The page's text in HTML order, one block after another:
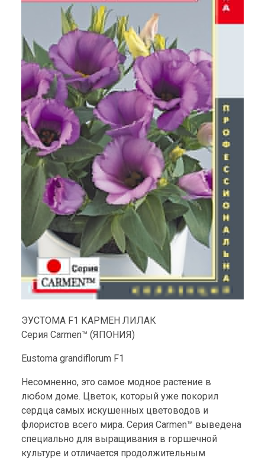
ЭУСТОМА F1 КАРМЕН ЛИЛАК
Серия Carmen™ (ЯПОНИЯ)
Eustoma grandiflorum F1
Несомненно, это самое модное растение в
любом доме. Цветок, который уже покорил
сердца самых искушенных цветоводов и
флористов всего мира. Серия Carmen™ выведена
специально для выращивания в горшечной
культуре и отличается продолжительным